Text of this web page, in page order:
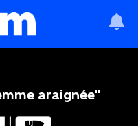
araignée"